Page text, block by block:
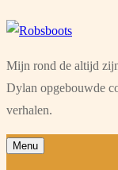
Ga
de
inhoud
Menu
Sluiten
Mijn rond de altijd
Dylan opgebouwde
verhalen.
Menu